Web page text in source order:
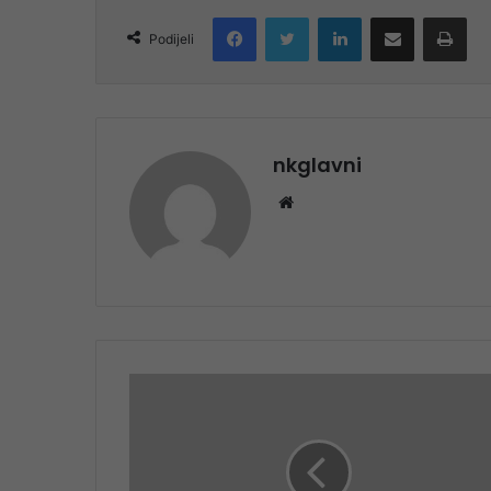
Podijeli
FacebookTwitter LinkedInShare via Email
nkglavni